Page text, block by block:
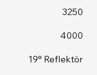
3250
4000
19° Reflektör